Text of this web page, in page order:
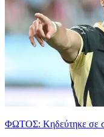
ΦΩΤΟΣ: Κηδεύτηκε σε